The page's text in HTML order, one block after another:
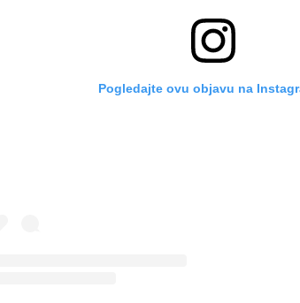
Pogledajte ovu objavu na